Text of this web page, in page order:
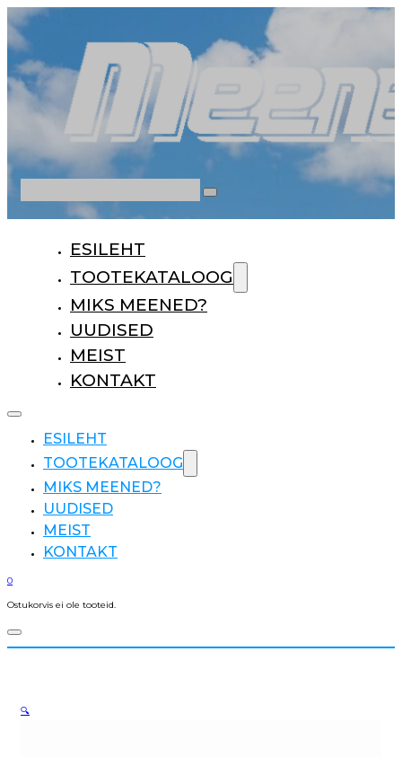
ESILEHT
TOOTEKATALOOG
MIKS MEENED?
UUDISED
MEIST
KONTAKT
ESILEHT
TOOTEKATALOOG
MIKS MEENED?
UUDISED
MEIST
KONTAKT
0
Ostukorvis ei ole tooteid.
🔍